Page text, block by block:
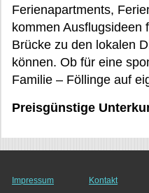
Ferienapartments,
kommen Ausflugsideen
Brücke zu den lokalen
können. Ob für eine
Familie – Föllinge auf
Preisgünstige
Impressum Kontakt